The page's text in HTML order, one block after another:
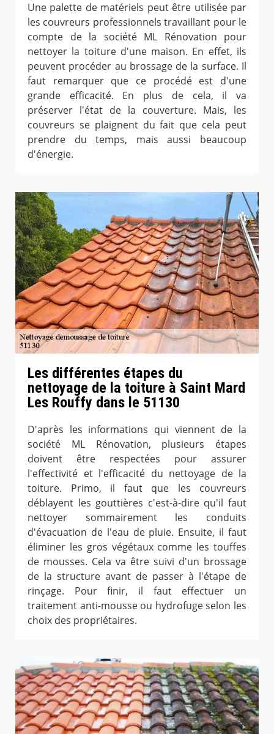
Une palette de matériels peut être utilisée par
les couvreurs professionnels travaillant pour le
compte de la société ML Rénovation pour
nettoyer la toiture d'une maison. En effet, ils
peuvent procéder au brossage de la surface. Il
faut remarquer que ce procédé est d'une
grande efficacité. En plus de cela, il va
préserver l'état de la couverture. Mais, les
couvreurs se plaignent du fait que cela peut
prendre du temps, mais aussi beaucoup
d'énergie.
Les différentes étapes du
nettoyage de la toiture à Saint Mard
Les Rouffy dans le 51130
D'après les informations qui viennent de la
société ML Rénovation, plusieurs étapes
doivent être respectées pour assurer
l'effectivité et l'efficacité du nettoyage de la
toiture. Primo, il faut que les couvreurs
déblayent les gouttières c'est-à-dire qu'il faut
nettoyer sommairement les conduits
d'évacuation de l'eau de pluie. Ensuite, il faut
éliminer les gros végétaux comme les touffes
de mousses. Cela va être suivi d'un brossage
de la structure avant de passer à l'étape de
rinçage. Pour finir, il faut effectuer un
traitement anti-mousse ou hydrofuge selon les
choix des propriétaires.